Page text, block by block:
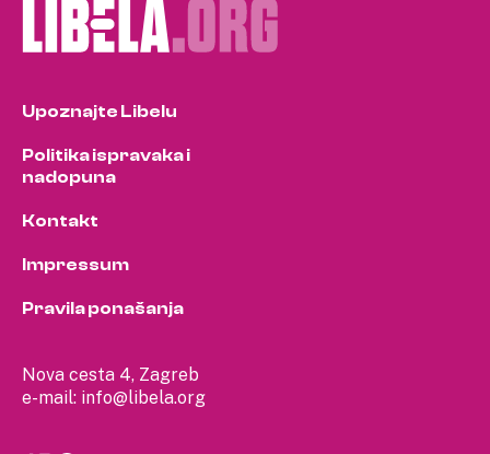
Nova cesta 4, Zagreb
e-mail: info@libela.org
Upoznajte Libelu
Politika ispravaka i
nadopuna
Kontakt
Impressum
Pravila ponašanja